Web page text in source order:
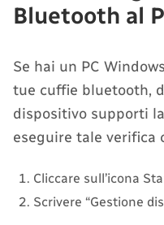
Bluetooth al
Se hai un PC
tue cuffie bluetooth,
dispositivo supporti
eseguire tale verifica
Cliccare sull’icona
Scrivere “Gestione